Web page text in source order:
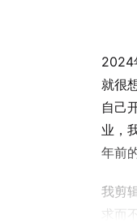
2024
就很
自己
业，
年前
我剪
求而